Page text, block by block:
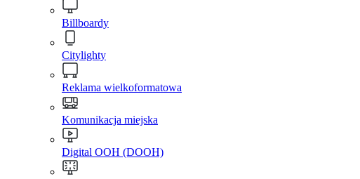
Billboardy
Citylighty
Reklama wielkoformatowa
Komunikacja miejska
Digital OOH (DOOH)